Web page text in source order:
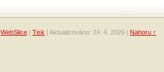
WebSlice | Tisk | Aktualizováno: 24. 4. 2026 | Nahoru ↑